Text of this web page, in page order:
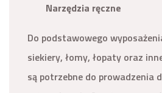
Narzędzia ręczne
Do podstawowego
siekiery, łomy, łopaty oraz
są potrzebne do prowadzenia